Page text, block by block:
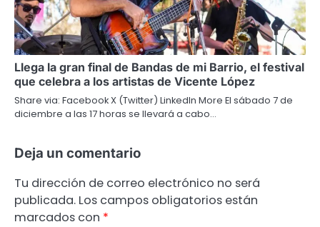
Llega la gran final de Bandas de mi Barrio, el festival
que celebra a los artistas de Vicente López
Share via: Facebook X (Twitter) LinkedIn More El sábado 7 de
diciembre a las 17 horas se llevará a cabo…
Deja un comentario
Tu dirección de correo electrónico no será
publicada. Los campos obligatorios están
marcados con *